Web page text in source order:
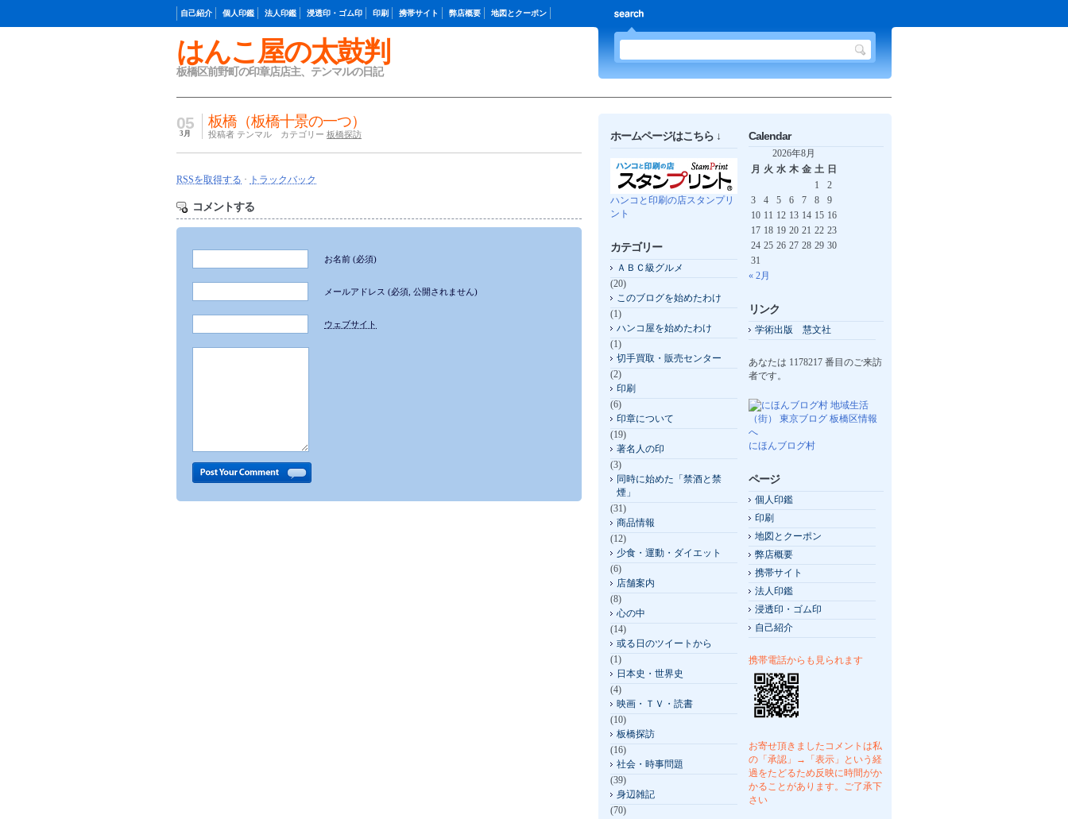
はんこ屋の太鼓判
板橋区前野町の印章店店主、テンマルの日記
自己紹介 個人印鑑 法人印鑑 浸透印・ゴム印 印刷 携帯サイト 弊店概要 地図とクーポン
板橋（板橋十景の一つ）
05
3月 投稿者 テンマル カテゴリー 板橋探訪
RSSを取得する · トラックバック
コメントする
お名前 (必須)
メールアドレス (必須, 公開されません)
ウェブサイト
ホームページはこちら ↓
ハンコと印刷の店スタンプリ
ント
カテゴリー
ＡＢＣ級グルメ
(20)
このブログを始めたわけ
(1)
ハンコ屋を始めたわけ
(1)
切手買取・販売センター
(2)
印刷
(6)
印章について
(19)
著名人の印
(3)
同時に始めた「禁酒と禁
煙」
(31)
商品情報
(12)
少食・運動・ダイエット
(6)
店舗案内
(8)
心の中
(14)
或る日のツイートから
(1)
日本史・世界史
(4)
映画・ＴＶ・読書
(10)
板橋探訪
(16)
社会・時事問題
(39)
身辺雑記
(70)
Calendar
2026年8月
月 火 水 木 金 土 日
1
2
3
4 5 6 7 8
9
10 11 12 13 14 15 16
17 18 19 20 21 22 23
24 25 26 27 28 29 30
31
« 2月
リンク
学術出版 慧文社
あなたは 1178217 番目のご来訪
者です。
にほんブログ村
ページ
個人印鑑
印刷
地図とクーポン
弊店概要
携帯サイト
法人印鑑
浸透印・ゴム印
自己紹介
携帯電話からも見られます
お寄せ頂きましたコメントは私
の「承認」→「表示」という経
過をたどるため反映に時間がか
かることがあります。ご了承下
さい